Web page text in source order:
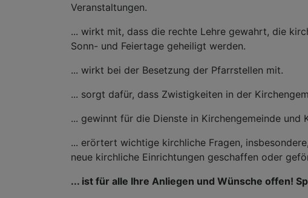
Veranstaltungen.
... wirkt mit, dass die rechte Lehre gewahrt, die
Sonn- und Feiertage geheiligt werden.
... wirkt bei der Besetzung der Pfarrstellen mit.
... sorgt dafür, dass Zwistigkeiten in der
... gewinnt für die Dienste in Kirchengemeinde
... erörtert wichtige kirchliche Fragen,
neue kirchliche Einrichtungen geschaffen oder
... ist für alle Ihre Anliegen und Wünsche offen!